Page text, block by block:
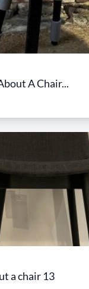
A Chair...
a chair 13